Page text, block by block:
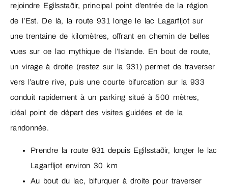
rejoindre Egilsstaðir, principal point d’entrée de la région
de l’Est. De là, la route 931 longe le lac Lagarfljot sur
une trentaine de kilomètres, offrant en chemin de belles
vues sur ce lac mythique de l’Islande. En bout de route,
un virage à droite (restez sur la 931) permet de traverser
vers l’autre rive, puis une courte bifurcation sur la 933
conduit rapidement à un parking situé à 500 mètres,
idéal point de départ des visites guidées et de la
randonnée.
Prendre la route 931 depuis Egilsstaðir, longer le lac
Lagarfljot environ 30 km
Au bout du lac, bifurquer à droite pour traverser